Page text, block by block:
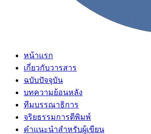
หน้าแรก
เกี่ยวกับวารสาร
ฉบับปัจจุบัน
บทความย้อนหลัง
ทีมบรรณาธิการ
จริยธรรมการตีพิมพ์
คำแนะนำสำหรับผู้เขียน